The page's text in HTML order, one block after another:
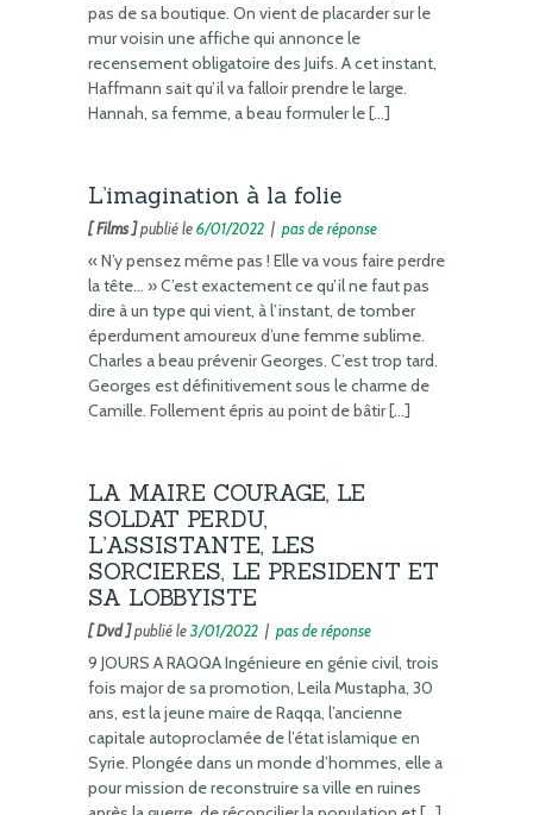
pas de sa boutique. On vient de placarder sur le
mur voisin une affiche qui annonce le
recensement obligatoire des Juifs. A cet instant,
Haffmann sait qu’il va falloir prendre le large.
Hannah, sa femme, a beau formuler le […]
L’imagination à la folie
[ Films ]publié le6/01/2022 | pas de réponse
« N’y pensez même pas ! Elle va vous faire perdre
la tête… » C’est exactement ce qu’il ne faut pas
dire à un type qui vient, à l’instant, de tomber
éperdument amoureux d’une femme sublime.
Charles a beau prévenir Georges. C’est trop tard.
Georges est définitivement sous le charme de
Camille. Follement épris au point de bâtir […]
LA MAIRE COURAGE, LE
SOLDAT PERDU,
L’ASSISTANTE, LES
SORCIERES, LE PRESIDENT ET
SA LOBBYISTE
[ Dvd ]publié le3/01/2022 | pas de réponse
9 JOURS A RAQQA Ingénieure en génie civil, trois
fois major de sa promotion, Leila Mustapha, 30
ans, est la jeune maire de Raqqa, l’ancienne
capitale autoproclamée de l’état islamique en
Syrie. Plongée dans un monde d’hommes, elle a
pour mission de reconstruire sa ville en ruines